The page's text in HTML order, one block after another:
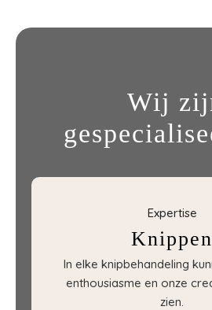
Wij
Expertise
Knippen
In elke knipbehandeling
enthousiasme en onze
zien.